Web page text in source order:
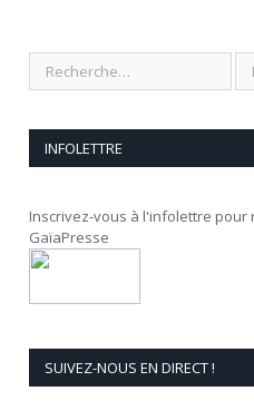
INFOLETTRE
Inscrivez-vous à l'infolettre
GaïaPresse
SUIVEZ-NOUS EN DIRECT !